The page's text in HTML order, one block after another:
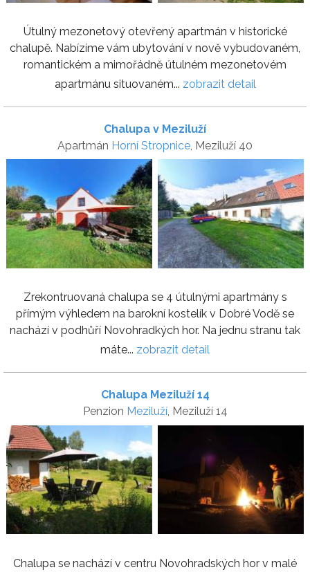
Útulný mezonetový otevřený apartmán v historické
chalupě. Nabízíme vám ubytování v nově vybudovaném,
romantickém a mimořádně útulném mezonetovém
apartmánu situovaném... zobrazit detail
Chalupa v Meziluží
Apartmán Horní Stropnice, Meziluží 40
Zrekontruovaná chalupa se 4 útulnými apartmány s
přímým výhledem na barokní kostelík v Dobré Vodě se
nachází v podhůří Novohradkých hor. Na jednu stranu tak
máte... zobrazit detail
Chalupa Meziluží 14
Penzion Meziluží, Meziluží 14
Chalupa se nachází v centru Novohradských hor v malé